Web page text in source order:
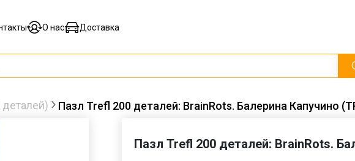
О нас Доставка
Пазл Trefl 200 деталей: BrainRots. Балерина Капучино
Пазл Trefl 200 деталей: BrainRots.